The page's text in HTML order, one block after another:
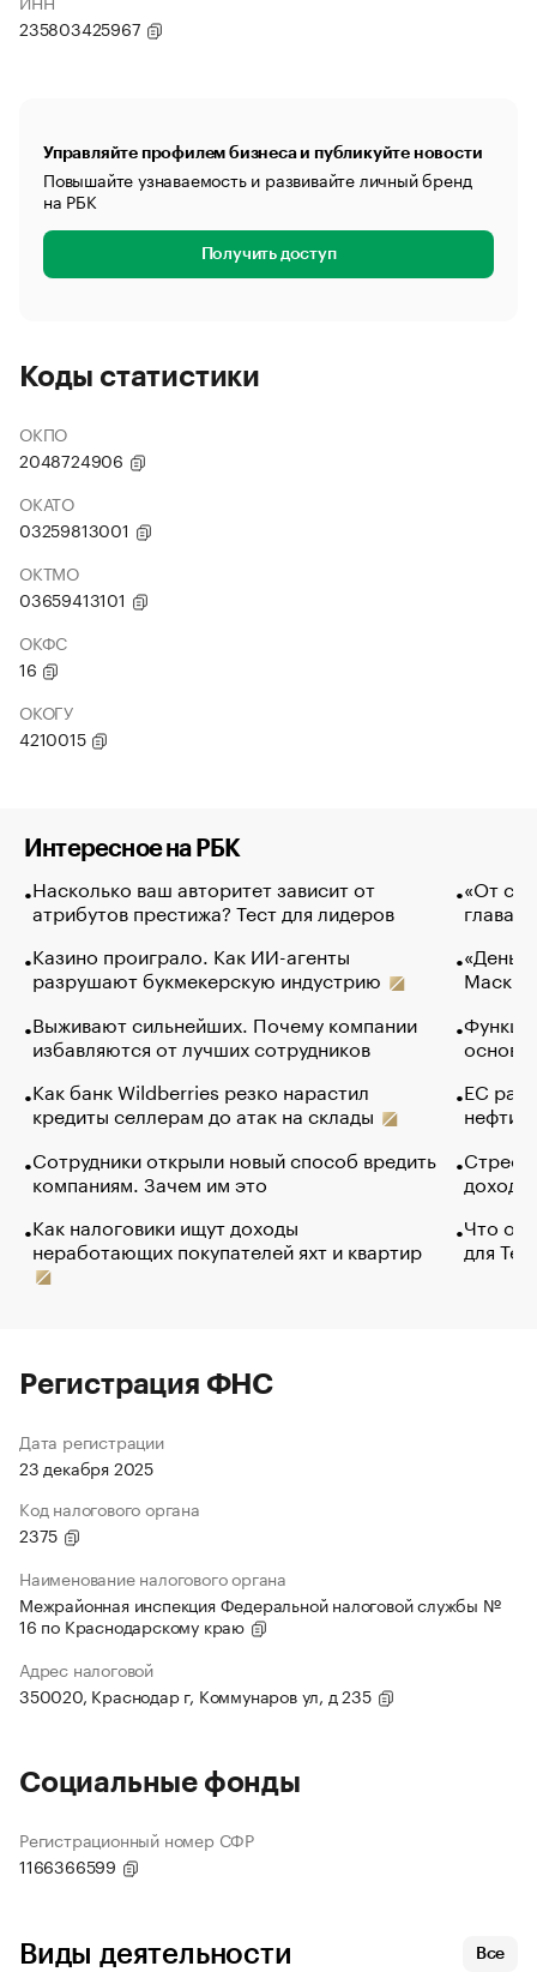
235803425967
Управляйте профилем бизнеса и публикуйте новости
Повышайте узнаваемость и развивайте личный бренд
на РБК
Получить доступ
Коды статистики
ОКПО
2048724906
ОКАТО
03259813001
ОКТМО
03659413101
ОКФС
16
ОКОГУ
4210015
Интересное на РБК
Насколько ваш авторитет зависит от
атрибутов престижа? Тест для лидеров
Казино проиграло. Как ИИ-агенты
разрушают букмекерскую индустрию
Выживают сильнейших. Почему компании
избавляются от лучших сотрудников
Как банк Wildberries резко нарастил
кредиты селлерам до атак на склады
Сотрудники открыли новый способ вредить
компаниям. Зачем им это
Как налоговики ищут доходы
неработающих покупателей яхт и квартир
«От
глава
Маск в
основ
ЕС
нефти
Что
для
Регистрация ФНС
Дата регистрации
23 декабря 2025
Код налогового органа
2375
Наименование налогового органа
Межрайонная инспекция Федеральной налоговой службы №
16 по Краснодарскому краю
Адрес налоговой
350020, Краснодар г, Коммунаров ул, д 235
Социальные фонды
Регистрационный номер СФР
1166366599
Виды деятельности Все